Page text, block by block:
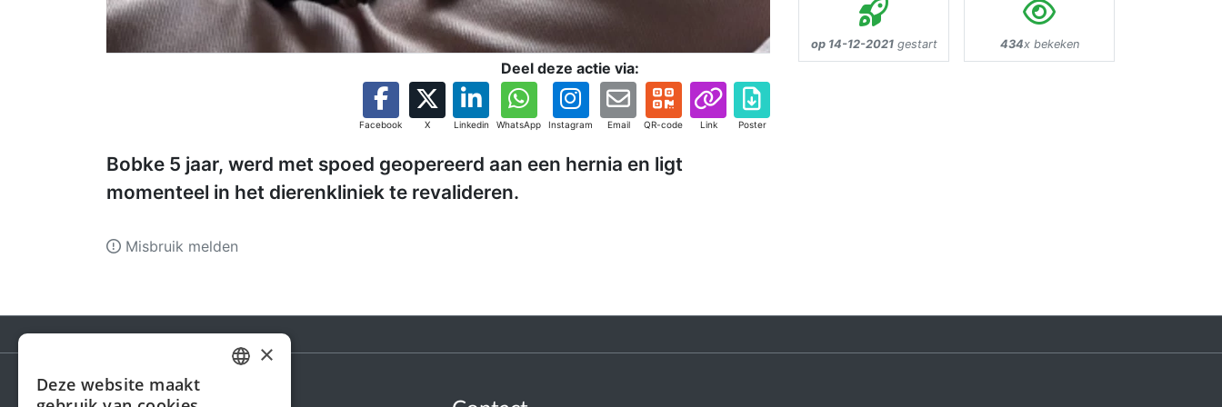
Deel deze actie via:
Facebook X Linkedin WhatsApp Instagram Email QR-code Link Poster
Bobke 5 jaar, werd met spoed geopereerd aan een hernia en ligt
momenteel in het dierenkliniek te revalideren.
op 14-12-2021gestart 434x bekeken
Misbruik melden
×
Deze website maakt